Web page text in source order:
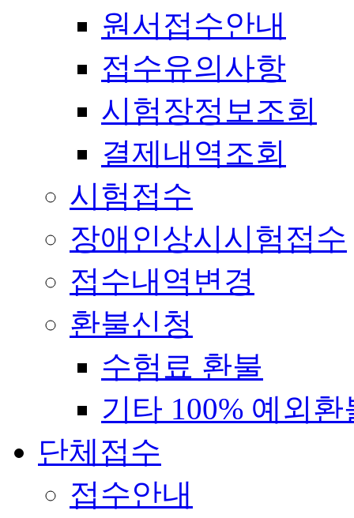
원서접수안내
접수유의사항
시험장정보조회
결제내역조회
시험접수
장애인상시시험접수
접수내역변경
환불신청
수험료 환불
기타 100% 예외환
단체접수
접수안내